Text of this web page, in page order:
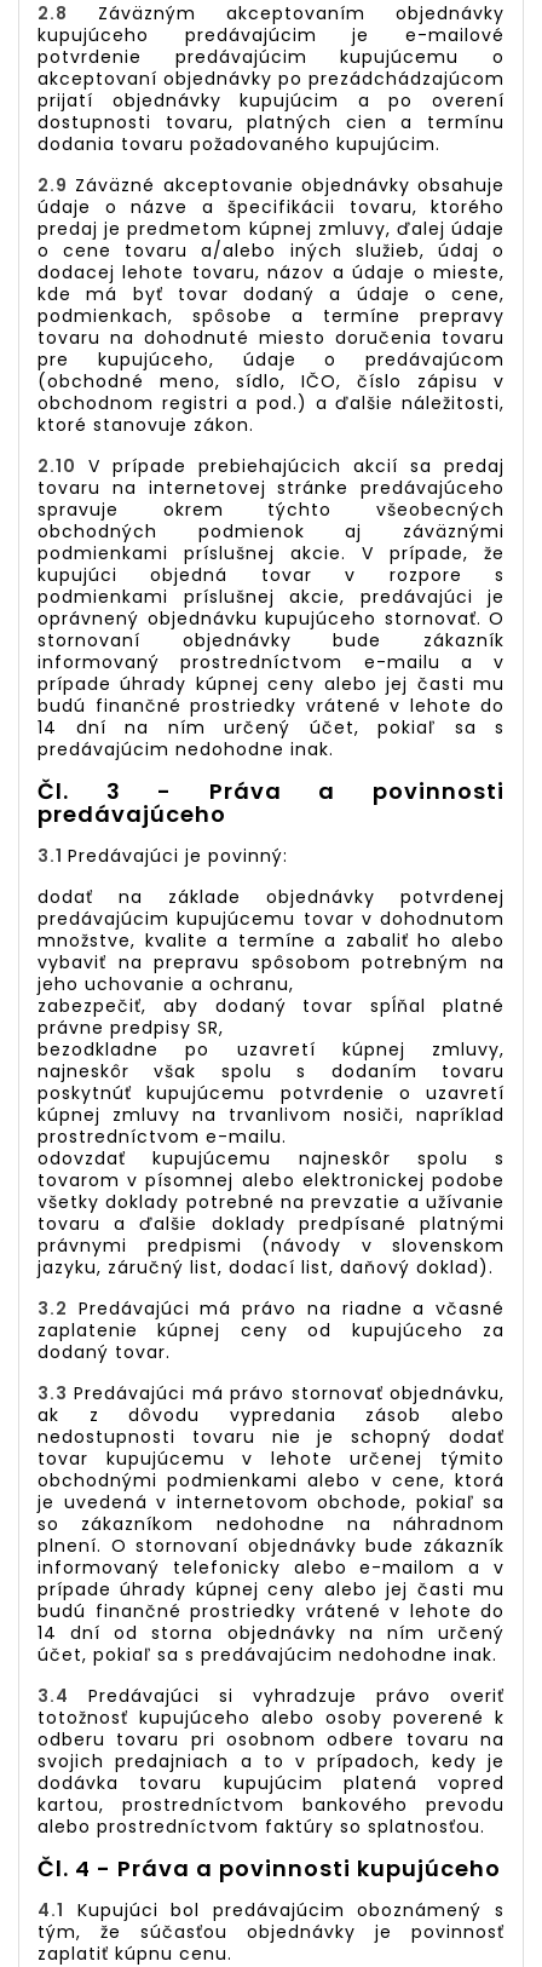
2.8 Záväzným akceptovaním objednávky
kupujúceho predávajúcim je e-mailové
potvrdenie predávajúcim kupujúcemu o
akceptovaní objednávky po prezádchádzajúcom
prijatí objednávky kupujúcim a po overení
dostupnosti tovaru, platných cien a termínu
dodania tovaru požadovaného kupujúcim.
2.9 Záväzné akceptovanie objednávky obsahuje
údaje o názve a špecifikácii tovaru, ktorého
predaj je predmetom kúpnej zmluvy, ďalej údaje
o cene tovaru a/alebo iných služieb, údaj o
dodacej lehote tovaru, názov a údaje o mieste,
kde má byť tovar dodaný a údaje o cene,
podmienkach, spôsobe a termíne prepravy
tovaru na dohodnuté miesto doručenia tovaru
pre kupujúceho, údaje o predávajúcom
(obchodné meno, sídlo, IČO, číslo zápisu v
obchodnom registri a pod.) a ďalšie náležitosti,
ktoré stanovuje zákon.
2.10 V prípade prebiehajúcich akcií sa predaj
tovaru na internetovej stránke predávajúceho
spravuje okrem týchto všeobecných
obchodných podmienok aj záväznými
podmienkami príslušnej akcie. V prípade, že
kupujúci objedná tovar v rozpore s
podmienkami príslušnej akcie, predávajúci je
oprávnený objednávku kupujúceho stornovať. O
stornovaní objednávky bude zákazník
informovaný prostredníctvom e-mailu a v
prípade úhrady kúpnej ceny alebo jej časti mu
budú finančné prostriedky vrátené v lehote do
14 dní na ním určený účet, pokiaľ sa s
predávajúcim nedohodne inak.
Čl. 3 - Práva a povinnosti
predávajúceho
3.1 Predávajúci je povinný:
dodať na základe objednávky potvrdenej
predávajúcim kupujúcemu tovar v dohodnutom
množstve, kvalite a termíne a zabaliť ho alebo
vybaviť na prepravu spôsobom potrebným na
jeho uchovanie a ochranu,
zabezpečiť, aby dodaný tovar spĺňal platné
právne predpisy SR,
bezodkladne po uzavretí kúpnej zmluvy,
najneskôr však spolu s dodaním tovaru
poskytnúť kupujúcemu potvrdenie o uzavretí
kúpnej zmluvy na trvanlivom nosiči, napríklad
prostredníctvom e-mailu.
odovzdať kupujúcemu najneskôr spolu s
tovarom v písomnej alebo elektronickej podobe
všetky doklady potrebné na prevzatie a užívanie
tovaru a ďalšie doklady predpísané platnými
právnymi predpismi (návody v slovenskom
jazyku, záručný list, dodací list, daňový doklad).
3.2 Predávajúci má právo na riadne a včasné
zaplatenie kúpnej ceny od kupujúceho za
dodaný tovar.
3.3 Predávajúci má právo stornovať objednávku,
ak z dôvodu vypredania zásob alebo
nedostupnosti tovaru nie je schopný dodať
tovar kupujúcemu v lehote určenej týmito
obchodnými podmienkami alebo v cene, ktorá
je uvedená v internetovom obchode, pokiaľ sa
so zákazníkom nedohodne na náhradnom
plnení. O stornovaní objednávky bude zákazník
informovaný telefonicky alebo e-mailom a v
prípade úhrady kúpnej ceny alebo jej časti mu
budú finančné prostriedky vrátené v lehote do
14 dní od storna objednávky na ním určený
účet, pokiaľ sa s predávajúcim nedohodne inak.
3.4 Predávajúci si vyhradzuje právo overiť
totožnosť kupujúceho alebo osoby poverené k
odberu tovaru pri osobnom odbere tovaru na
svojich predajniach a to v prípadoch, kedy je
dodávka tovaru kupujúcim platená vopred
kartou, prostredníctvom bankového prevodu
alebo prostredníctvom faktúry so splatnosťou.
Čl. 4 - Práva a povinnosti kupujúceho
4.1 Kupujúci bol predávajúcim oboznámený s
tým, že súčasťou objednávky je povinnosť
zaplatiť kúpnu cenu.